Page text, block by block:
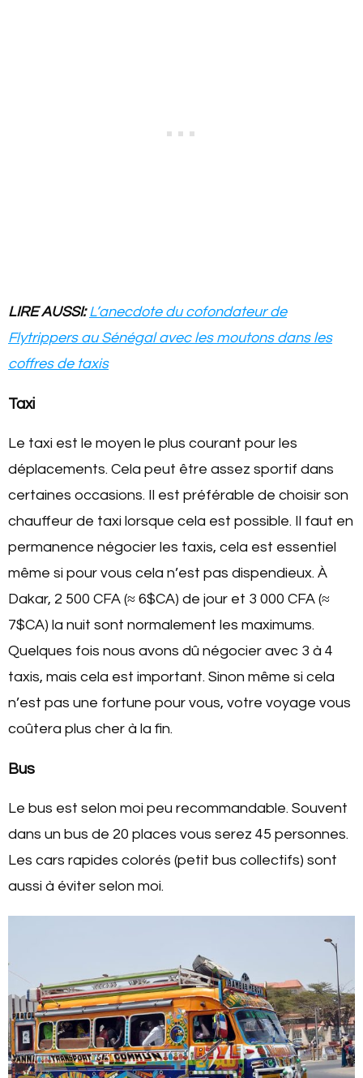
LIRE AUSSI: L’anecdote du cofondateur de
Flytrippers au Sénégal avec les moutons dans les
coffres de taxis
Taxi
Le taxi est le moyen le plus courant pour les
déplacements. Cela peut être assez sportif dans
certaines occasions. Il est préférable de choisir son
chauffeur de taxi lorsque cela est possible. Il faut en
permanence négocier les taxis, cela est essentiel
même si pour vous cela n’est pas dispendieux. À
Dakar, 2 500 CFA (≈ 6$CA) de jour et 3 000 CFA (≈
7$CA) la nuit sont normalement les maximums.
Quelques fois nous avons dû négocier avec 3 à 4
taxis, mais cela est important. Sinon même si cela
n’est pas une fortune pour vous, votre voyage vous
coûtera plus cher à la fin.
Bus
Le bus est selon moi peu recommandable. Souvent
dans un bus de 20 places vous serez 45 personnes.
Les cars rapides colorés (petit bus collectifs) sont
aussi à éviter selon moi.